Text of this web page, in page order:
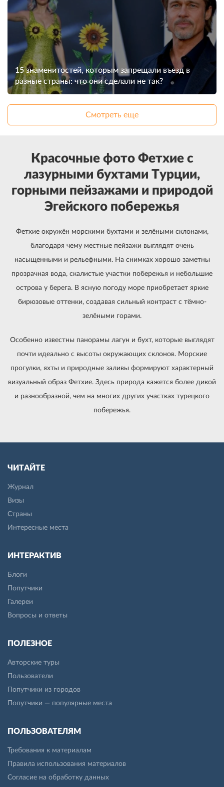
15 знаменитостей, которым запрещали въезд в
разные страны: что они сделали не так?
Смотреть еще
Красочные фото Фетхие с
лазурными бухтами Турции,
горными пейзажами и природой
Эгейского побережья
Фетхие окружён морскими бухтами и зелёными склонами,
благодаря чему местные пейзажи выглядят очень
насыщенными и рельефными. На снимках хорошо заметны
прозрачная вода, скалистые участки побережья и небольшие
острова у берега. В ясную погоду море приобретает яркие
бирюзовые оттенки, создавая сильный контраст с тёмно-
зелёными горами.
Особенно известны панорамы лагун и бухт, которые выглядят
почти идеально с высоты окружающих склонов. Морские
прогулки, яхты и природные заливы формируют характерный
визуальный образ Фетхие. Здесь природа кажется более дикой
и разнообразной, чем на многих других участках турецкого
побережья.
ЧИТАЙТЕ
Журнал
Визы
Страны
Интересные места
ИНТЕРАКТИВ
Блоги
Попутчики
Галереи
Вопросы и ответы
ПОЛЕЗНОЕ
Авторские туры
Пользователи
Попутчики из городов
Попутчики — популярные места
ПОЛЬЗОВАТЕЛЯМ
Требования к материалам
Правила использования материалов
Согласие на обработку данных